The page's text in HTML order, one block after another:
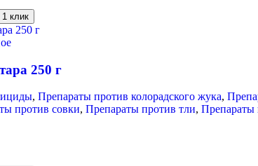
1 клик
250 г
, Препараты против колорадского жука,
против совки, Препараты против тли, Препараты